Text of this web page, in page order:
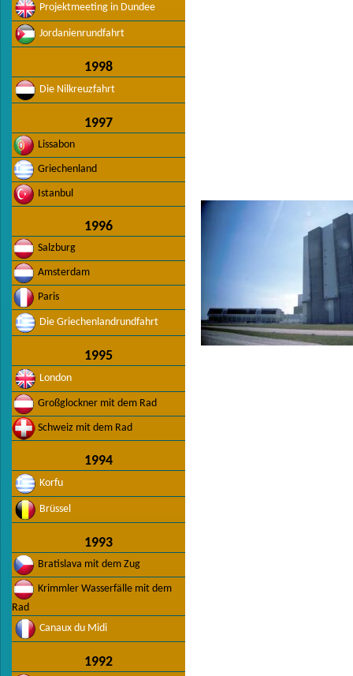
Projektmeeting in Dundee
Jordanienrundfahrt
1998
Die Nilkreuzfahrt
1997
Lissabon
Griechenland
Istanbul
1996
Salzburg
Amsterdam
Paris
Die Griechenlandrundfahrt
1995
London
Großglockner mit dem Rad
Schweiz mit dem Rad
1994
Korfu
Brüssel
1993
Bratislava mit dem Zug
Krimmler Wasserfälle mit dem
Rad
Canaux du Midi
1992